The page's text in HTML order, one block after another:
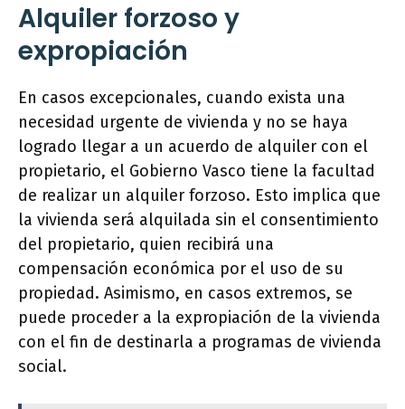
Alquiler forzoso y
expropiación
En casos excepcionales, cuando exista una
necesidad urgente de vivienda y no se haya
logrado llegar a un acuerdo de alquiler con el
propietario, el Gobierno Vasco tiene la facultad
de realizar un alquiler forzoso. Esto implica que
la vivienda será alquilada sin el consentimiento
del propietario, quien recibirá una
compensación económica por el uso de su
propiedad. Asimismo, en casos extremos, se
puede proceder a la expropiación de la vivienda
con el fin de destinarla a programas de vivienda
social.